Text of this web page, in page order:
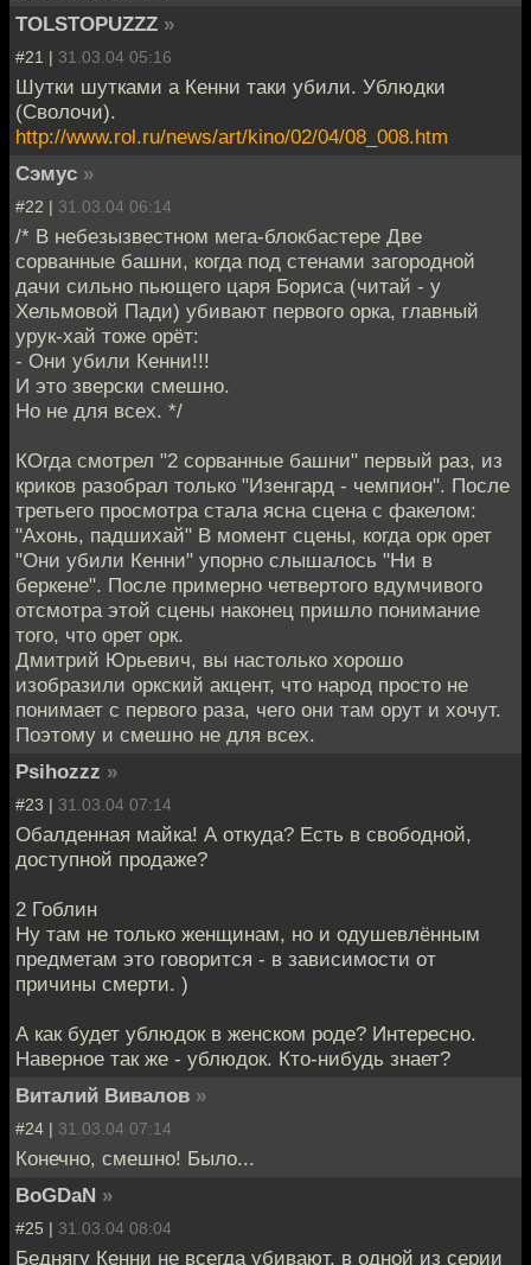
TOLSTOPUZZZ »
#21 | 31.03.04 05:16
Шутки шутками а Кенни таки убили. Ублюдки
(Сволочи).
http://www.rol.ru/news/art/kino/02/04/08_008.htm
Сэмус »
#22 | 31.03.04 06:14
/* В небезызвестном мега-блокбастере Две
сорванные башни, когда под стенами загородной
дачи сильно пьющего царя Бориса (читай - у
Хельмовой Пади) убивают первого орка, главный
урук-хай тоже орёт:
- Они убили Кенни!!!
И это зверски смешно.
Но не для всех. */
КОгда смотрел "2 сорванные башни" первый раз, из
криков разобрал только "Изенгард - чемпион". После
третьего просмотра стала ясна сцена с факелом:
"Ахонь, падшихай" В момент сцены, когда орк орет
"Они убили Кенни" упорно слышалось "Ни в
беркене". После примерно четвертого вдумчивого
отсмотра этой сцены наконец пришло понимание
того, что орет орк.
Дмитрий Юрьевич, вы настолько хорошо
изобразили оркский акцент, что народ просто не
понимает с первого раза, чего они там орут и хочут.
Поэтому и смешно не для всех.
Psihozzz »
#23 | 31.03.04 07:14
Обалденная майка! А откуда? Есть в свободной,
доступной продаже?
2 Гоблин
Ну там не только женщинам, но и одушевлённым
предметам это говорится - в зависимости от
причины смерти. )
А как будет ублюдок в женском роде? Интересно.
Наверное так же - ублюдок. Кто-нибудь знает?
Виталий Вивалов »
#24 | 31.03.04 07:14
Конечно, смешно! Было...
BoGDaN »
#25 | 31.03.04 08:04
Беднягу Кенни не всегда убивают, в одной из серии